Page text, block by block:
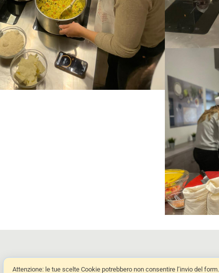
Attenzione: le tue scelte Cookie potrebbero non consentire l’invio del form.